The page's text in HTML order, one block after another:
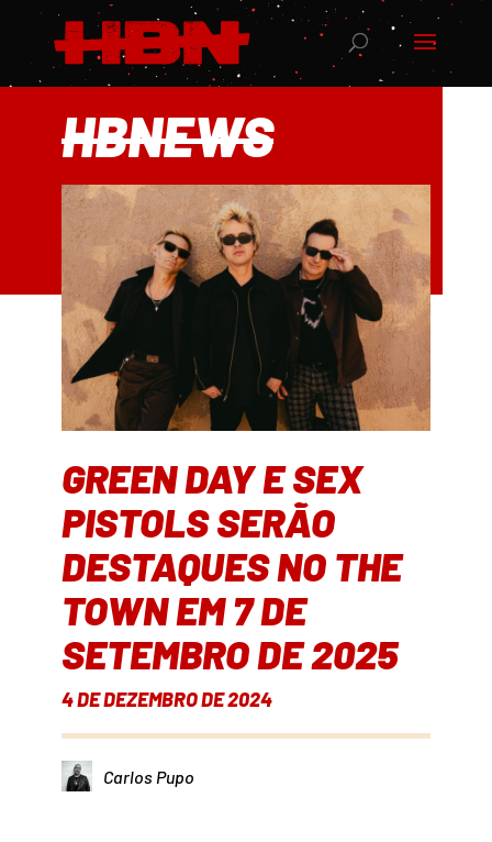
HBNEWS
GREEN DAY E SEX
PISTOLS SERÃO
DESTAQUES NO THE
TOWN EM 7 DE
SETEMBRO DE 2025
4 DE DEZEMBRO DE 2024
Carlos Pupo